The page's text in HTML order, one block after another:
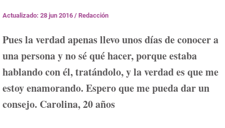
Actualizado: 28 jun 2016 / Redacción
Pues la verdad apenas llevo unos días de conocer a
una persona y no sé qué hacer, porque estaba
hablando con él, tratándolo, y la verdad es que me
estoy enamorando. Espero que me pueda dar un
consejo. Carolina, 20 años